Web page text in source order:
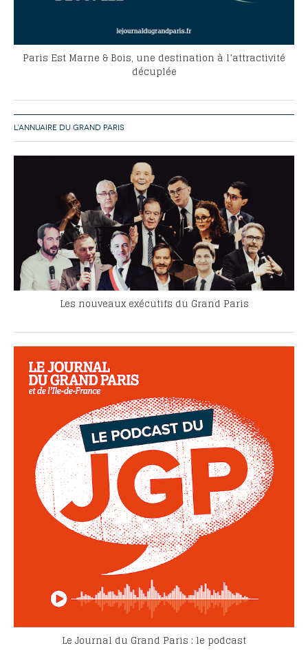
Paris Est Marne & Bois, une destination à l’attractivité
décuplée
L’ANNUAIRE DU GRAND PARIS
Les nouveaux exécutifs du Grand Paris
Le Journal du Grand Paris : le podcast